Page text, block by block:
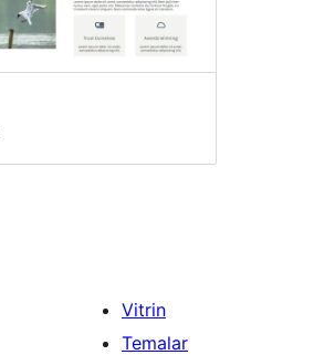
Vitrin
Temalar